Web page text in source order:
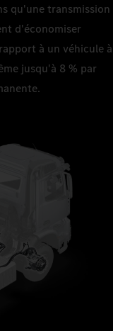
qu'une transmission
d'économiser
à un véhicule à
jusqu'à 8 % par